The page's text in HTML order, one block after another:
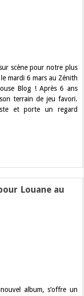
scène pour notre plus
mardi 6 mars au Zénith
Blog ! Après 6 ans
terrain de jeu favori.
et porte un regard
Louane au
album, s’offre un